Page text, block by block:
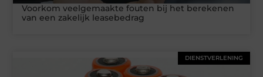
Voorkom veelgemaakte fouten bij het berekenen
van een zakelijk leasebedrag
DIENSTVERLENING